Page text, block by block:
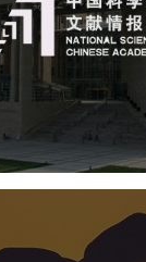
建设
设
展厅空间设计